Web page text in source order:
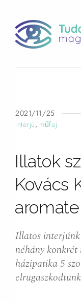
2021/11/25
interjú, műfaj
Illatok
Kovács
Illatos interjúnk
néhány
házipatika 5